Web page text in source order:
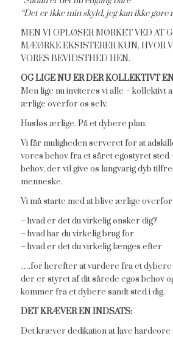
“Det er ikke min skyld, jeg kan ikke gøre
MEN VI OPLØSER MØRKET VED AT
MÆØRKE EKSISTERER KUN, HVOR
VORES BEVIDSTHED HEN.
OG LIGE NU ER DER KOLLEKTIVT
Men lige nu inviteres vi alle – kollektivt
ærlige overfor os selv.
Husløs ærlige. På et dybere plan.
Vi får muligheden serveret for at
vores behov fra et såret egostyret sted
behov, der vil give os langvarig dyb
menneske.
Vi må starte med at blive ærlige overfor
– hvad er det du virkelig ønsker dig?
– hvad har du virkelig brug for
– hvad er det du virkelig længes efter
….for herefter at vurdere fra et dybere
der er styret af dit sårede egos behov
kommer fra et dybere sandt sted i dig.
DET KRÆVER EN INDSATS:
Det kræver dedikation at lave hardcore